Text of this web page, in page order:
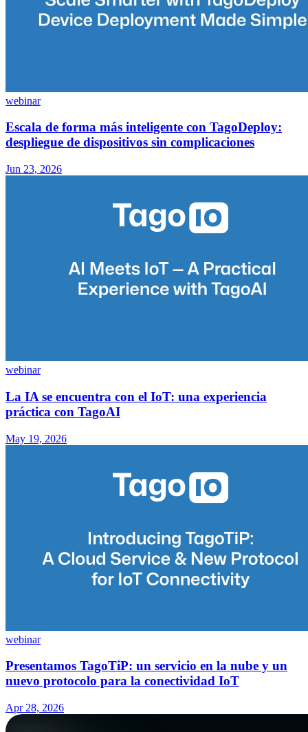
webinar
Escala de forma más inteligente con TagoDeploy:
despliegue de dispositivos sin complicaciones
Jun 23, 2026
webinar
La IA se encuentra con el IoT: una experiencia
práctica con TagoAI
May 19, 2026
webinar
Presentamos TagoTiP: un servicio en la nube y un
nuevo protocolo para la conectividad IoT
Apr 28, 2026